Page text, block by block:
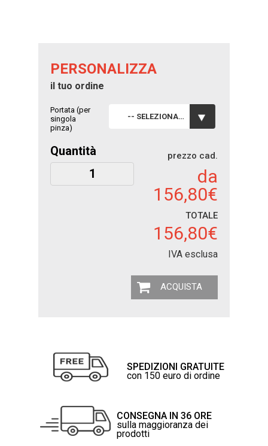
PERSONALIZZA
il tuo ordine
Portata (per
singola
pinza)
-- SELEZIONA --
Quantità prezzo cad.
da
156,80€
TOTALE
156,80€
IVA esclusa
ACQUISTA
SPEDIZIONI GRATUITE
con 150 euro di ordine
CONSEGNA IN 36 ORE
sulla maggioranza dei
prodotti